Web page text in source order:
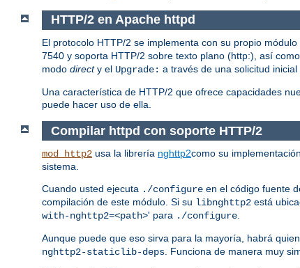
HTTP/2 en Apache httpd
El protocolo HTTP/2 se implementa con su propio
7540 y soporta HTTP/2 sobre texto plano (http:), así
modo directy el Upgrade: a través de una solicitud inicial
Una característica de HTTP/2 que ofrece capacidades
puede hacer uso de ella.
Compilar httpd con soporte HTTP/2
mod_http2 usa la librería nghttp2como su
sistema.
Cuando usted ejecuta ./configure en el código fuente
compilación de este módulo. Si su libnghttp2 está
with-nghttp2=<path>' para ./configure.
Aunque puede que eso sirva para la mayoría, habrá
nghttp2-staticlib-deps. Funciona de manera muy